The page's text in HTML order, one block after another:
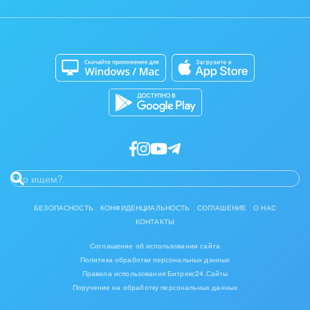
Полиграфия
Рынки и торговля
Связь и телекоммуникации
Химия и нефтехимия
Юриспруденция
Разработчикам приложений
БЕЗОПАСНОСТЬ КОНФИДЕНЦИАЛЬНОСТЬ СОГЛАШЕНИЕ
О НАС
КОНТАКТЫ
Соглашение об использовании сайта
Политика обработки персональных данных
Правила использования Битрикс24.Сайты
Поручение на обработку персональных данных